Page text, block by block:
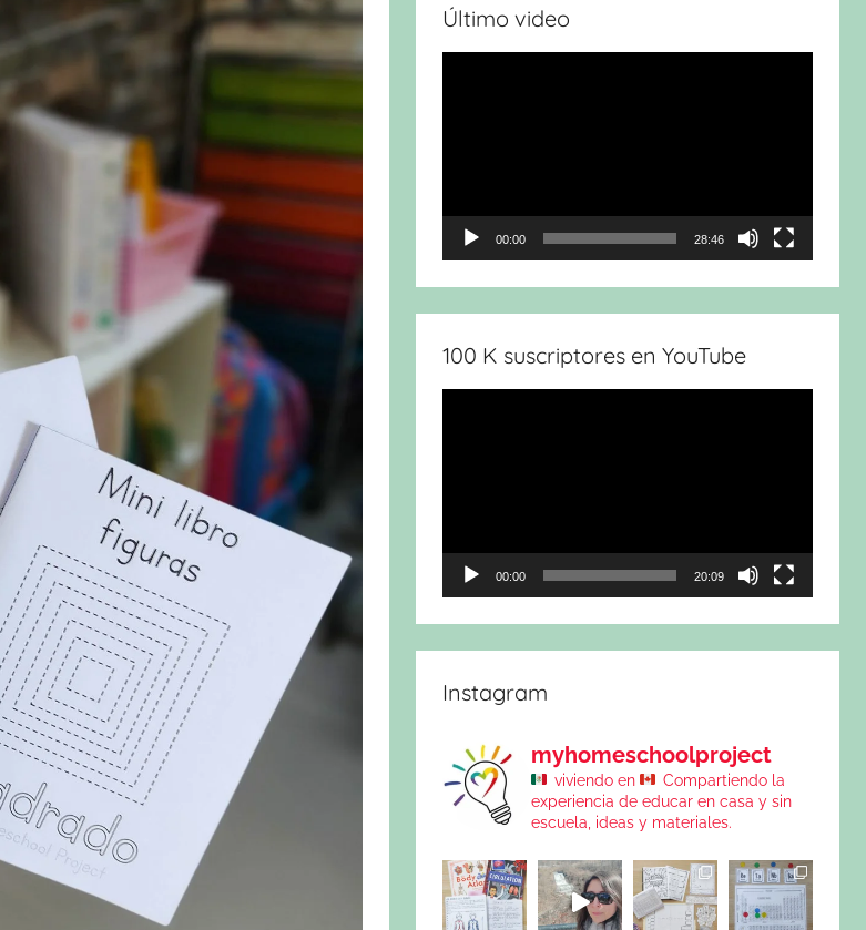
Último video
00:00 28:46
100 K suscriptores en YouTube
00:00 20:09
Instagram
myhomeschoolproject
viviendo en
Compartiendo la
experiencia de educar en casa y sin
escuela, ideas y materiales.